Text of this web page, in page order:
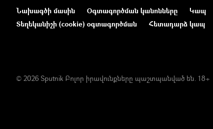
Նախագծի մասին Օգտագործման կանոնները Կապ
Տեղեկանիշի (cookie) օգտագործման
Հետադարձ կապ
© 2026 Sputnik Բոլոր իրավունքները պաշտպանված են. 18+